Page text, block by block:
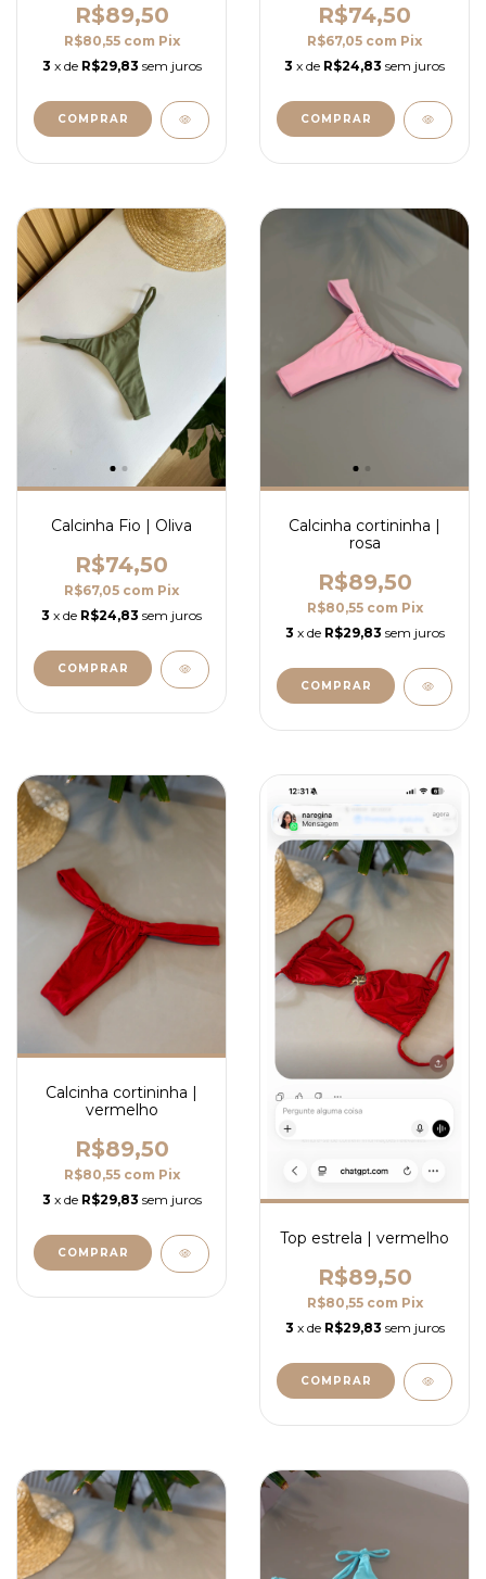
R$89,50
R$80,55 com Pix
3 x de R$29,83 sem juros
COMPRAR
R$74,50
R$67,05 com Pix
3 x de R$24,83 sem juros
COMPRAR
Calcinha Fio | Oliva
R$74,50
R$67,05 com Pix
3 x de R$24,83 sem juros
COMPRAR
Calcinha cortininha |
rosa
R$89,50
R$80,55 com Pix
3 x de R$29,83 sem juros
COMPRAR
Calcinha cortininha |
vermelho
R$89,50
R$80,55 com Pix
3 x de R$29,83 sem juros
COMPRAR
Top estrela | vermelho
R$89,50
R$80,55 com Pix
3 x de R$29,83 sem juros
COMPRAR